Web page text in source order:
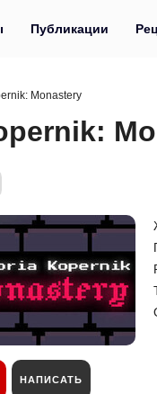
Публикации
Monastery
НАПИСАТЬ